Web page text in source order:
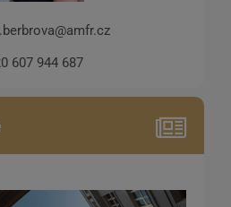
607 944 687